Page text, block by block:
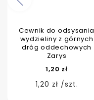
Cewnik do odsysania
wydzieliny z górnych
dróg oddechowych
Zarys
1,20 zł
1,20 zł /szt.
Poprzedni